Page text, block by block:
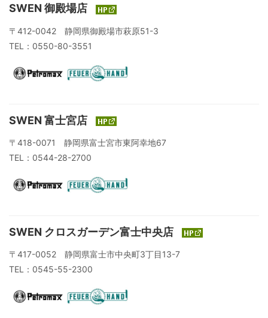
SWEN 御殿場店
〒412-0042 静岡県御殿場市萩原51-3
TEL：0550-80-3551
SWEN 富士宮店
〒418-0071 静岡県富士宮市東阿幸地67
TEL：0544-28-2700
SWEN クロスガーデン富士中央店
〒417-0052 静岡県富士市中央町3丁目13-7
TEL：0545-55-2300